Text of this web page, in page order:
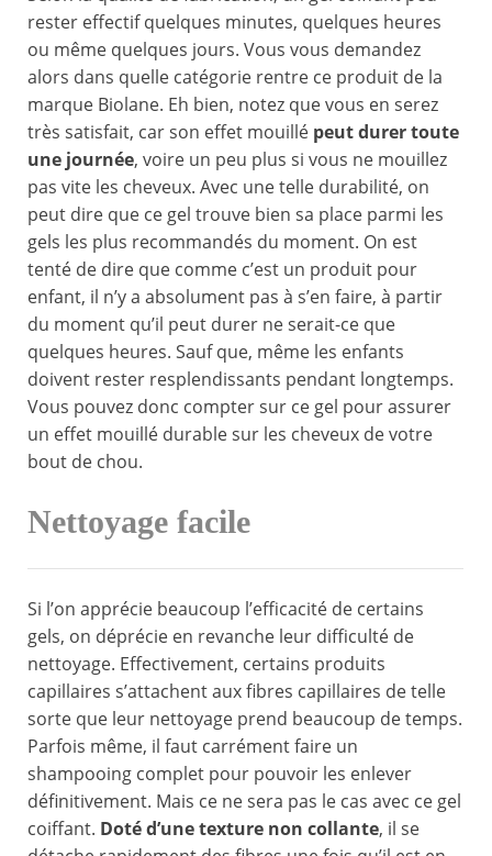
rester effectif quelques minutes, quelques heures
ou même quelques jours. Vous vous demandez
alors dans quelle catégorie rentre ce produit de la
marque Biolane. Eh bien, notez que vous en serez
très satisfait, car son effet mouillé peut durer toute
une journée, voire un peu plus si vous ne mouillez
pas vite les cheveux. Avec une telle durabilité, on
peut dire que ce gel trouve bien sa place parmi les
gels les plus recommandés du moment. On est
tenté de dire que comme c’est un produit pour
enfant, il n’y a absolument pas à s’en faire, à partir
du moment qu’il peut durer ne serait-ce que
quelques heures. Sauf que, même les enfants
doivent rester resplendissants pendant longtemps.
Vous pouvez donc compter sur ce gel pour assurer
un effet mouillé durable sur les cheveux de votre
bout de chou.
Nettoyage facile
Si l’on apprécie beaucoup l’efficacité de certains
gels, on déprécie en revanche leur difficulté de
nettoyage. Effectivement, certains produits
capillaires s’attachent aux fibres capillaires de telle
sorte que leur nettoyage prend beaucoup de temps.
Parfois même, il faut carrément faire un
shampooing complet pour pouvoir les enlever
définitivement. Mais ce ne sera pas le cas avec ce gel
coiffant. Doté d’une texture non collante, il se